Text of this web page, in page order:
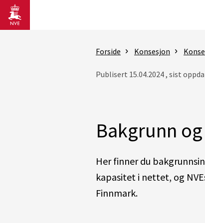
Gå til hovedinnhold
Forside Konsesjon
Publisert 15.04.2024 , sist
Bakgrunn
Her finner du
kapasitet i nettet, og
Finnmark.